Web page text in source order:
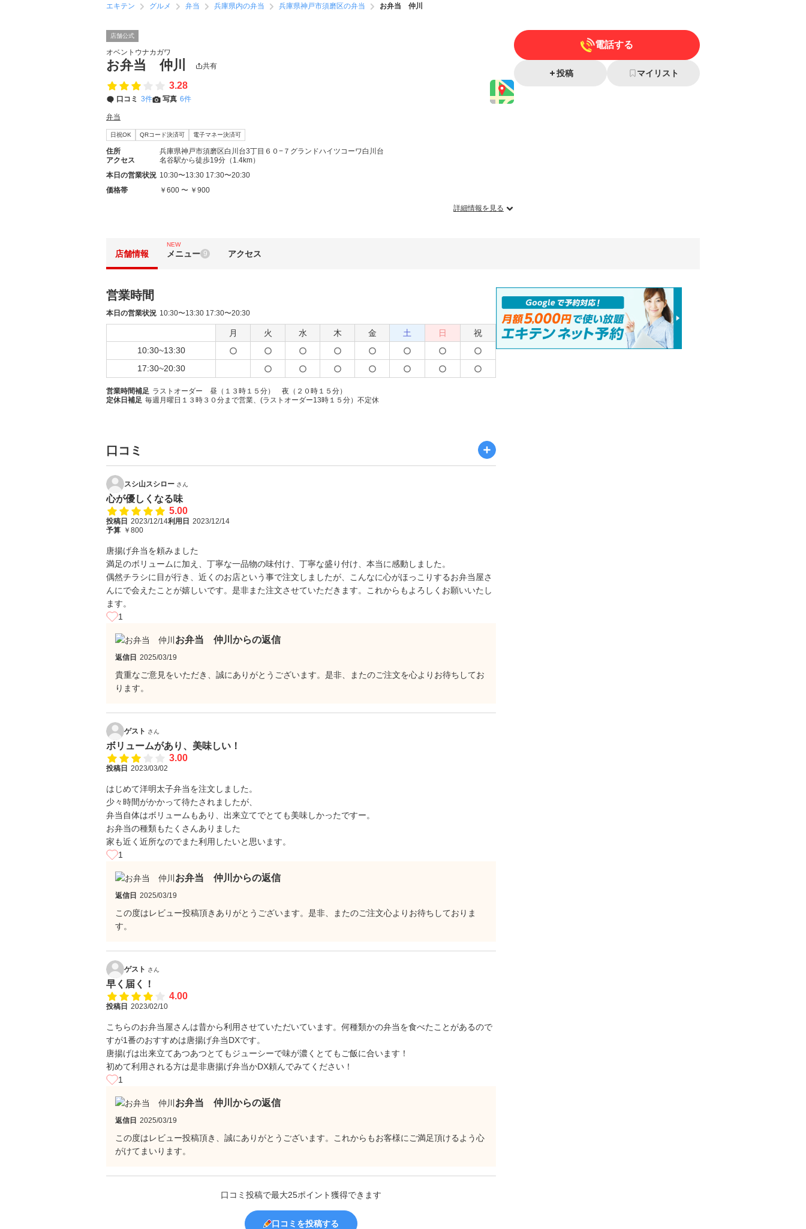
エキテン グルメ 弁当 兵庫県内の弁当 兵庫県神戸市須磨区の弁当 お弁当 仲川
店舗公式
オベントウナカガワ
お弁当 仲川 共有
3.28
口コミ 3件 写真 6件
弁当
日祝OK QRコード決済可 電子マネー決済可
住所
兵庫県神戸市須磨区白川台3丁目６０−７グランドハイツコーワ白川台
アクセス
名谷駅から徒歩19分（1.4km）
本日の営業状況 10:30〜13:30 17:30〜20:30
価格帯
￥600 〜 ￥900
詳細情報を見る
電話する
投稿 マイリスト
店舗情報
NEW
メニュー 9 アクセス
営業時間
本日の営業状況 10:30〜13:30 17:30〜20:30
月 火 水 木 金 土 日
祝
10:30~13:30
17:30~20:30
営業時間補足 ラストオーダー 昼（１３時１５分） 夜（２０時１５分）
定休日補足 毎週月曜日１３時３０分まで営業、(ラストオーダー13時１５分）不定休
口コミ
スシ山スシロー さん
心が優しくなる味
5.00
投稿日 2023/12/14利用日 2023/12/14
予算 ￥800
唐揚げ弁当を頼みました
満足のボリュームに加え、丁寧な一品物の味付け、丁寧な盛り付け、本当に感動しました。
偶然チラシに目が行き、近くのお店という事で注文しましたが、こんなに心がほっこりするお弁当屋さ
んにで会えたことが嬉しいです。是非また注文させていただきます。これからもよろしくお願いいたし
ます。
1
お弁当 仲川からの返信
返信日 2025/03/19
貴重なご意見をいただき、誠にありがとうございます。是非、またのご注文を心よりお待ちしてお
ります。
ゲスト さん
ボリュームがあり、美味しい！
3.00
投稿日 2023/03/02
はじめて洋明太子弁当を注文しました。
少々時間がかかって待たされましたが、
弁当自体はボリュームもあり、出来立てでとても美味しかったですー。
お弁当の種類もたくさんありました
家も近く近所なのでまた利用したいと思います。
1
お弁当 仲川からの返信
返信日 2025/03/19
この度はレビュー投稿頂きありがとうございます。是非、またのご注文心よりお待ちしておりま
す。
ゲスト さん
早く届く！
4.00
投稿日 2023/02/10
こちらのお弁当屋さんは昔から利用させていただいています。何種類かの弁当を食べたことがあるので
すが1番のおすすめは唐揚げ弁当DXです。
唐揚げは出来立てあつあつとてもジューシーで味が濃くとてもご飯に合います！
初めて利用される方は是非唐揚げ弁当かDX頼んでみてください！
1
お弁当 仲川からの返信
返信日 2025/03/19
この度はレビュー投稿頂き、誠にありがとうございます。これからもお客様にご満足頂けるよう心
がけてまいります。
口コミ投稿で最大25ポイント獲得できます
口コミを投稿する